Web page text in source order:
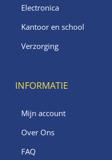
Electronica
Kantoor en school
Verzorging
INFORMATIE
Mijn account
Over Ons
FAQ